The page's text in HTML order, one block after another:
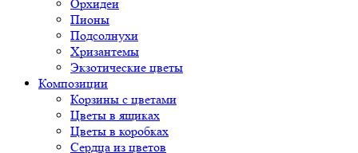
Орхидеи
Пионы
Подсолнухи
Хризантемы
Экзотические цветы
Композиции
Корзины с цветами
Цветы в ящиках
Цветы в коробках
Сердца из цветов